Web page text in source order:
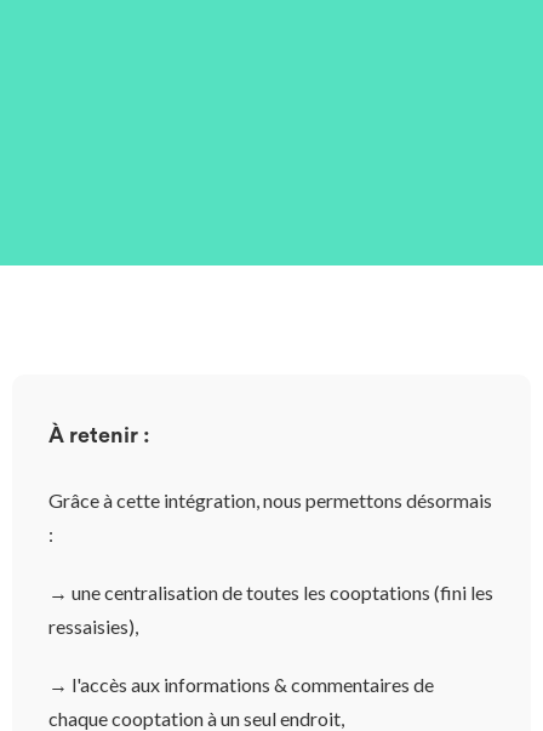
À retenir :
Grâce à cette intégration, nous permettons désormais
:
→ une centralisation de toutes les cooptations (fini les
ressaisies),
→ l'accès aux informations & commentaires de
chaque cooptation à un seul endroit,